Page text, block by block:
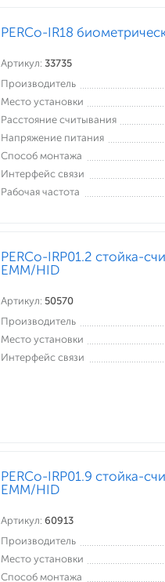
PERCo-IR18
Артикул: 33735
Производитель
Место установки
Расстояние считывания
Напряжение питания
Способ монтажа
Интерфейс связи
Рабочая частота
PERCo-IRP01.2 стойка-
EMM/HID
Артикул: 50570
Производитель
Место установки
Интерфейс связи
PERCo-IRP01.9 cтойка-
EMM/HID
Артикул: 60913
Производитель
Место установки
Способ монтажа